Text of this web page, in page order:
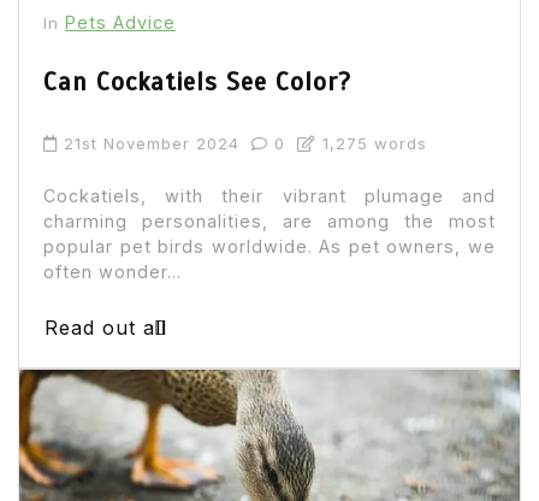
In Pets Advice
Can Cockatiels See Color?
21st November 2024 0 1,275 words
Cockatiels, with their vibrant plumage and
charming personalities, are among the most
popular pet birds worldwide. As pet owners, we
often wonder...
Read out all